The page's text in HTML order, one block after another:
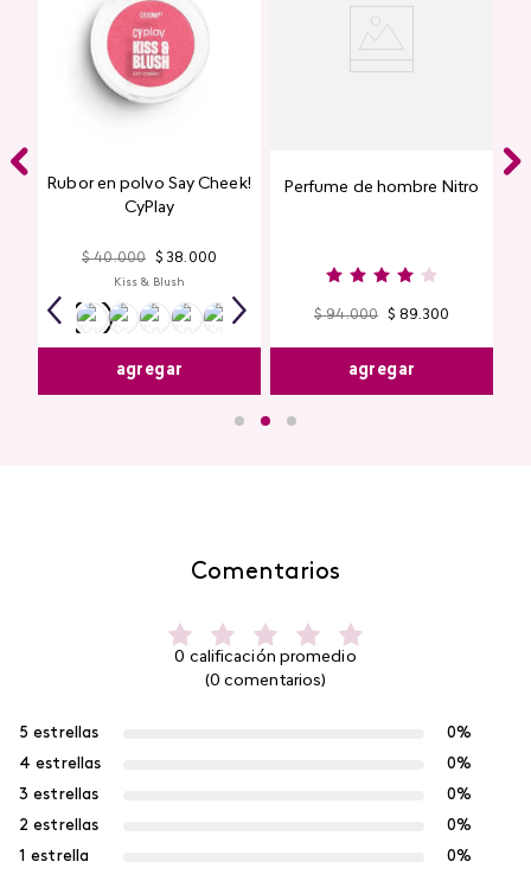
Rubor en polvo Say Cheek!
CyPlay
$ 40.000 $ 38.000
Kiss & Blush
agregar
Perfume de hombre Nitro
$ 94.000 $ 89.300
agregar
Comentarios
0 calificación promedio
(0 comentarios)
5 estrellas
0%
4 estrellas
0%
3 estrellas
0%
2 estrellas
0%
1 estrella
0%